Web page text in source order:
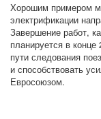
Хорошим примером
электрификации
Завершение работ,
планируется в
пути следования
и способствовать
Евросоюзом.